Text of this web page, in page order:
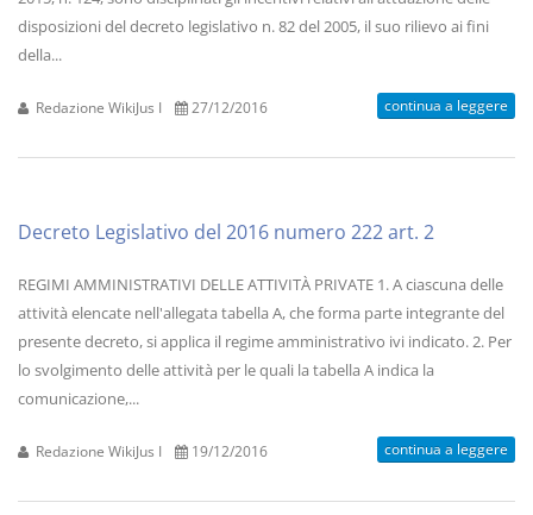
disposizioni del decreto legislativo n. 82 del 2005, il suo rilievo ai fini
della...
Redazione WikiJus I 27/12/2016 continua a leggere
Decreto Legislativo del 2016 numero 222 art. 2
REGIMI AMMINISTRATIVI DELLE ATTIVITÀ PRIVATE 1. A ciascuna delle
attività elencate nell'allegata tabella A, che forma parte integrante del
presente decreto, si applica il regime amministrativo ivi indicato. 2. Per
lo svolgimento delle attività per le quali la tabella A indica la
comunicazione,...
Redazione WikiJus I 19/12/2016 continua a leggere